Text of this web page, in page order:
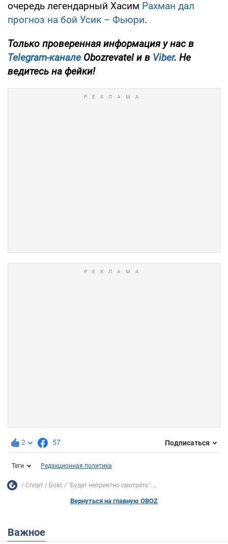
очередь легендарный Хасим Рахман дал
прогноз на бой Усик – Фьюри.
Только проверенная информация у нас в
Telegram-канале Obozrevatel и в Viber. Не
ведитесь на фейки!
2 57 Подписаться
Теги Редакционная политика
Спорт Бокс "Будет неприятно смотреть":...
Вернуться на главную OBOZ
Важное